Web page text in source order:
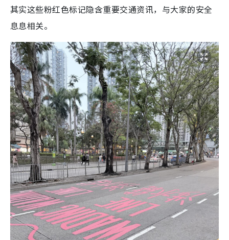
其实这些粉红色标记隐含重要交通资讯，与大家的安全
息息相关。